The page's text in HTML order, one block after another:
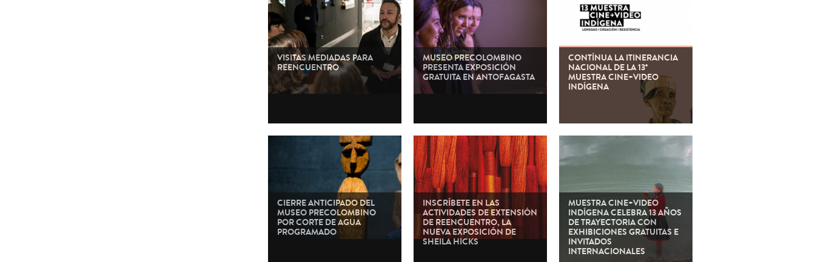
VISITAS MEDIADAS PARA
REENCUENTRO
MUSEO PRECOLOMBINO
PRESENTA EXPOSICIÓN
GRATUITA EN ANTOFAGASTA
CONTÍNUA LA ITINERANCIA
NACIONAL DE LA 13°
MUESTRA CINE+VIDEO
INDÍGENA
CIERRE ANTICIPADO DEL
MUSEO PRECOLOMBINO
POR CORTE DE AGUA
PROGRAMADO
INSCRÍBETE EN LAS
ACTIVIDADES DE EXTENSIÓN
DE REENCUENTRO, LA
NUEVA EXPOSICIÓN DE
SHEILA HICKS
MUESTRA CINE+VIDEO
INDÍGENA CELEBRA 13 AÑOS
DE TRAYECTORIA CON
EXHIBICIONES GRATUITAS E
INVITADOS
INTERNACIONALES